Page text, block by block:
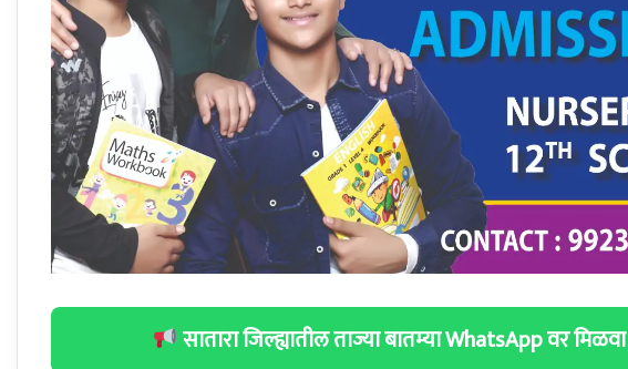
सातारा जिल्ह्यातील ताज्या बातम्या WhatsApp वर मिळवा